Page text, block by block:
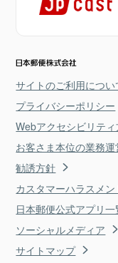
サイトのご利用につい
プライバシーポリシー
Webアクセシビリテ
お客さま本位の業務
勧誘方針
カスタマーハラスメ
日本郵便公式アプリ一
ソーシャルメディア
サイトマップ